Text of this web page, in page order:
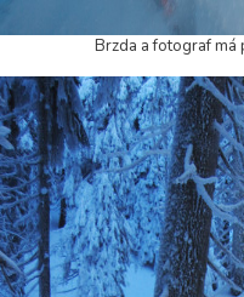
Brzda a fotograf má